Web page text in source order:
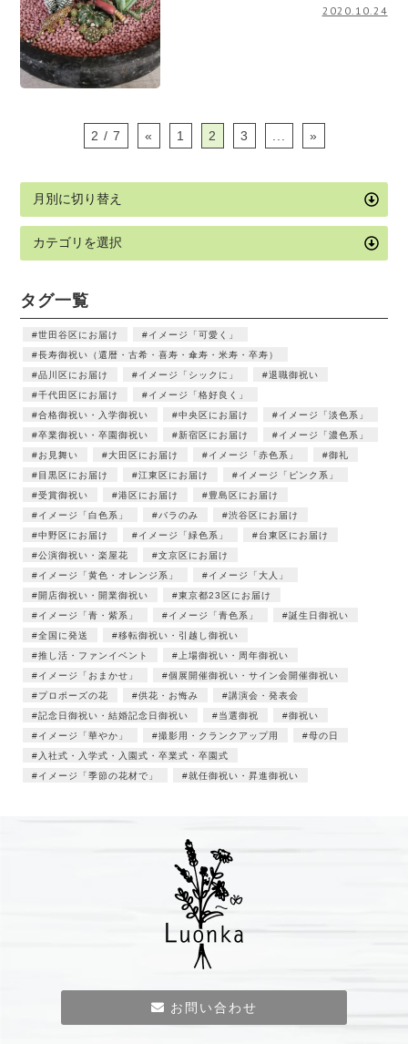
2020.10.24
2 / 7 « 1 2 3 »
タグ一覧
世田谷区にお届け
イメージ「可愛く」
長寿御祝い（還暦・古希・喜寿・傘寿・米寿・卒寿）
品川区にお届け
イメージ「シックに」
退職御祝い
千代田区にお届け
イメージ「格好良く」
合格御祝い・入学御祝い
中央区にお届け
イメージ「淡色系」
卒業御祝い・卒園御祝い
新宿区にお届け
イメージ「濃色系」
お見舞い
大田区にお届け イメージ「赤色系」
御礼
目黒区にお届け
江東区にお届け
イメージ「ピンク系」
受賞御祝い
港区にお届け
豊島区にお届け
イメージ「白色系」
バラのみ
渋谷区にお届け
中野区にお届け
イメージ「緑色系」
台東区にお届け
公演御祝い・楽屋花
文京区にお届け
イメージ「黄色・オレンジ系」
イメージ「大人」
開店御祝い・開業御祝い
東京都23区にお届け
イメージ「青・紫系」
イメージ「青色系」
誕生日御祝い
全国に発送
移転御祝い・引越し御祝い
推し活・ファンイベント
上場御祝い・周年御祝い
イメージ「おまかせ」
個展開催御祝い・サイン会開催御祝い
プロポーズの花
供花・お悔み
講演会・発表会
記念日御祝い・結婚記念日御祝い
当選御祝
御祝い
イメージ「華やか」
撮影用・クランクアップ用
母の日
入社式・入学式・入園式・卒業式・卒園式
イメージ「季節の花材で」
就任御祝い・昇進御祝い
お問い合わせ